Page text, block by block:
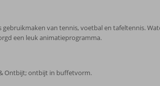
van tennis, voetbal en tafeltennis.
een leuk animatieprogramma.
& Ontbijt; ontbijt in buffetvorm.